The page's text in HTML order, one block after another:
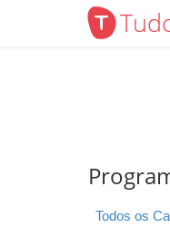
Todos os